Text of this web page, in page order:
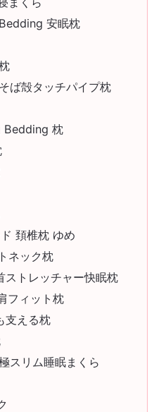
安眠枕
ば殻タッチパイプ枕
Bedding 枕
頚椎枕 ゆめ
ネック枕
ストレッチャー快眠枕
フィット枕
支える枕
スリム睡眠まくら